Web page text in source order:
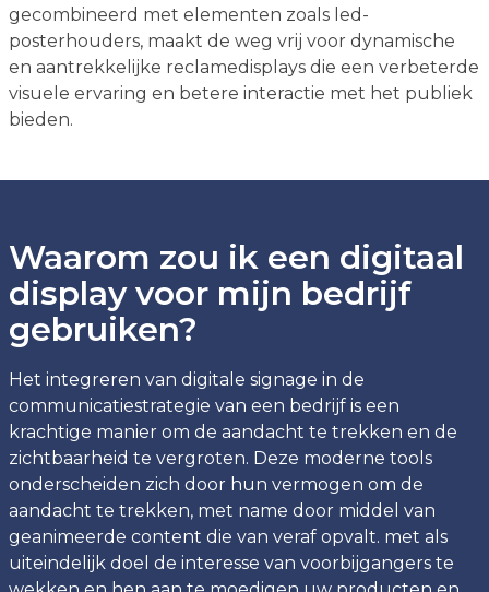
gecombineerd met elementen zoals led-
posterhouders, maakt de weg vrij voor dynamische
en aantrekkelijke reclamedisplays die een verbeterde
visuele ervaring en betere interactie met het publiek
bieden.
Waarom zou ik een digitaal
display voor mijn bedrijf
gebruiken?
Het integreren van digitale signage in de
communicatiestrategie van een bedrijf is een
krachtige manier om de aandacht te trekken en de
zichtbaarheid te vergroten. Deze moderne tools
onderscheiden zich door hun vermogen om de
aandacht te trekken, met name door middel van
geanimeerde content die van veraf opvalt. met als
uiteindelijk doel de interesse van voorbijgangers te